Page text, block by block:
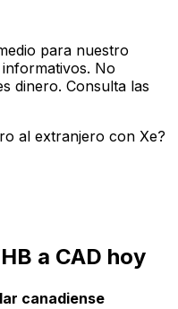
para nuestro
No
dinero. Consulta las
al extranjero con Xe?
a CAD hoy
canadiense